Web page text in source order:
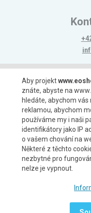
Aby projekt
znáte, abyste na
hledáte, abychom
reklamou, abychom
používáme my i naši
identifikátory jako IP
o vašem chování na
Některé z těchto
nezbytné pro
nelze je vypnout.